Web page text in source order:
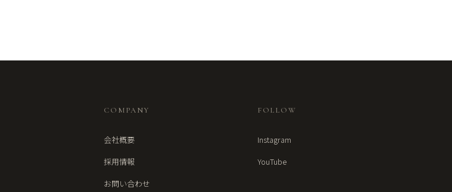
COMPANY
会社概要
採用情報
お問い合わせ
FOLLOW
Instagram
YouTube